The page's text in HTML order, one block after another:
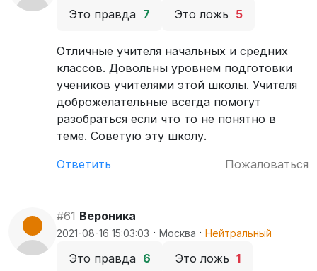
Это правда 7 Это ложь 5
Отличные учителя начальных и средних
классов. Довольны уровнем подготовки
учеников учителями этой школы. Учителя
доброжелательные всегда помогут
разобраться если что то не понятно в
теме. Советую эту школу.
Ответить
Пожаловаться
#61 Вероника
2021-08-16 15:03:03 · Москва · Нейтральный
Это правда 6 Это ложь 1